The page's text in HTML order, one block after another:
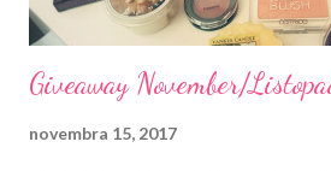
á
r
a
Giveaway November/
novembra 15, 2017